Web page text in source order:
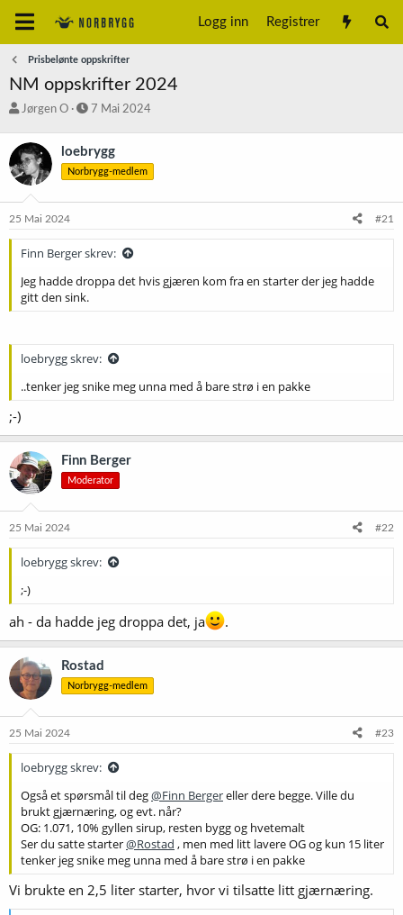
Logg inn Registrer
Prisbelønte oppskrifter
NM oppskrifter 2024
T
å
d
s
a
t
e
Jørgen O
S
r
t
a
o
7 Mai 2024
loebrygg
Norbrygg-medlem
25 Mai 2024 #21
Finn Berger skrev:
Jeg hadde droppa det hvis gjæren kom fra en starter der jeg hadde
gitt den sink.
loebrygg skrev:
..tenker jeg snike meg unna med å bare strø i en pakke
;-)
Finn Berger
Moderator
25 Mai 2024 #22
loebrygg skrev:
;-)
ah - da hadde jeg droppa det, ja .
Rostad
Norbrygg-medlem
25 Mai 2024 #23
loebrygg skrev:
Også et spørsmål til deg@Finn Bergereller dere begge. Ville du
brukt gjærnæring, og evt. når?
OG: 1.071, 10% gyllen sirup, resten bygg og hvetemalt
Ser du satte starter@Rostad , men med litt lavere OG og kun 15 liter
tenker jeg snike meg unna med å bare strø i en pakke
Vi brukte en 2,5 liter starter, hvor vi tilsatte litt gjærnæring.